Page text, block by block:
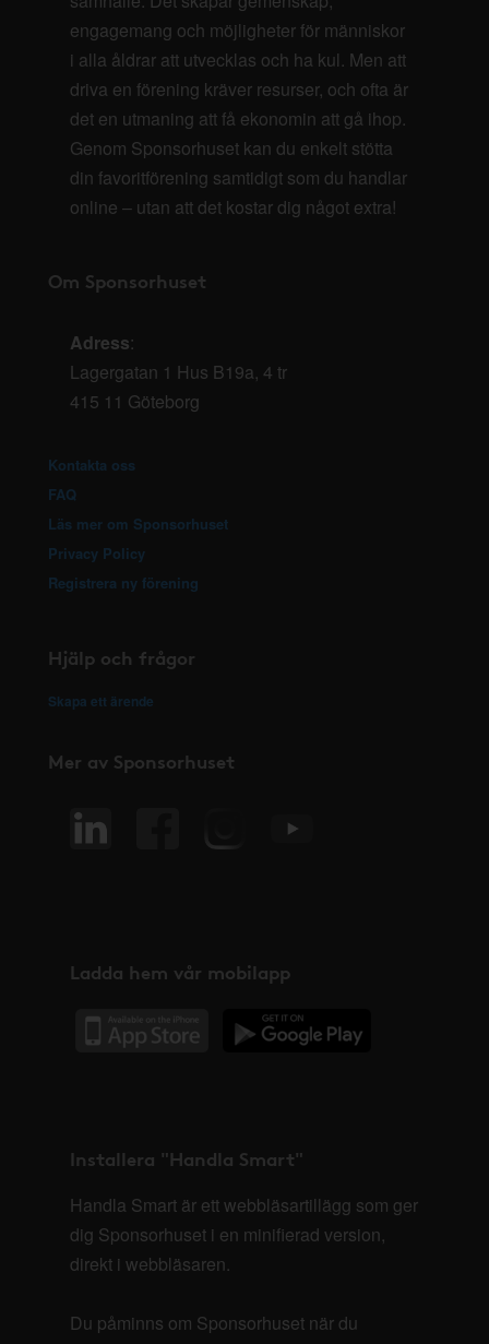
engagemang och möjligheter för människor
i alla åldrar att utvecklas och ha kul. Men att
driva en förening kräver resurser, och ofta är
det en utmaning att få ekonomin att gå ihop.
Genom Sponsorhuset kan du enkelt stötta
din favoritförening samtidigt som du handlar
online – utan att det kostar dig något extra!
Om Sponsorhuset
Adress:
Lagergatan 1 Hus B19a, 4 tr
415 11 Göteborg
Kontakta oss
FAQ
Läs mer om Sponsorhuset
Privacy Policy
Registrera ny förening
Hjälp och frågor
Skapa ett ärende
Mer av Sponsorhuset
Ladda hem vår mobilapp
Installera "Handla Smart"
Handla Smart är ett webbläsartillägg som ger
dig Sponsorhuset i en minifierad version,
direkt i webbläsaren.
Du påminns om Sponsorhuset när du